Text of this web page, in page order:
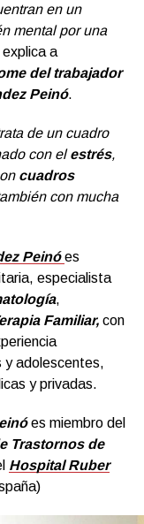
en un
mental por una
a
del trabajador
Peinó.
de un cuadro
con elestrés,
cuadros
con mucha
Peinó es
especialista
,
Familiar,con
y adolescentes,
y privadas.
es miembro del
Trastornos de
Hospital Ruber